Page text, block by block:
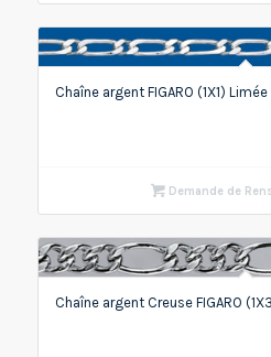
Chaîne argent FIGARO (1X1)
Demande de
Chaîne argent Creuse FIGARO